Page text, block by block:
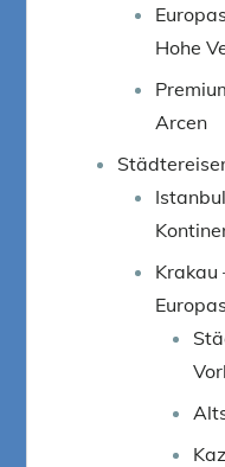
Hohe
Arcen
Krakau